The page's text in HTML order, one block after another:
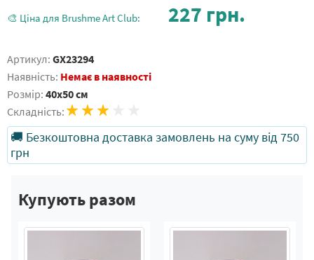
🎨 Ціна для Brushme Art Club: 227 грн.
Артикул: GX23294
Наявність: Немає в наявності
Розмір: 40x50 см
Складність:
🚚 Безкоштовна доставка замовлень на суму від 750
грн
Купують разом